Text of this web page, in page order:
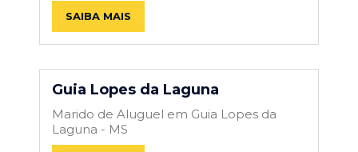
SAIBA MAIS
Guia Lopes da Laguna
Marido de Aluguel em Guia Lopes da
Laguna - MS